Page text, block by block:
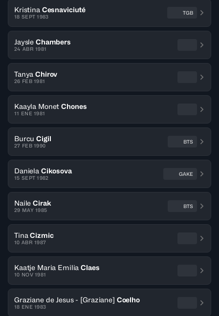
Kristina Cesnaviciuté
18 SEPT 1983
TGB
Jaysle Chambers
24 ABR 1981
Tanya Chirov
26 FEB 1981
Kaayla Monet Chones
11 ENE 1981
Burcu Cigil
27 FEB 1990
BTS
Daniela Cikosova
15 SEPT 1982
GAKE
Naile Cirak
29 MAY 1985
BTS
Tina Cizmic
10 ABR 1987
Kaatje Maria Emilia Claes
10 NOV 1981
Graziane de Jesus - [Graziane] Coelho
18 ENE 1983